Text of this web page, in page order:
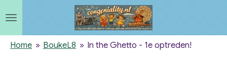
naar
Home » BoukeL8 » In the Ghetto - 1e optreden!